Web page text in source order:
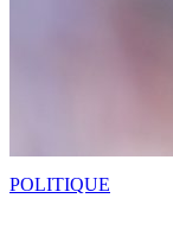
POLITIQUE